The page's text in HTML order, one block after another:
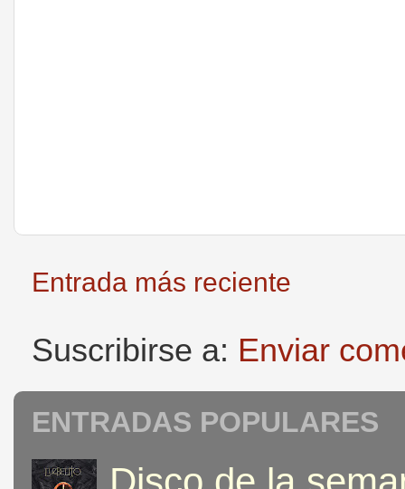
Entrada más reciente
Suscribirse a: Enviar
ENTRADAS POPULARES